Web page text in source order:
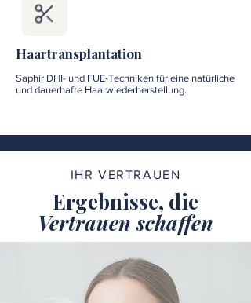
Haartransplantation
Saphir DHI- und FUE-Techniken für eine natürliche
und dauerhafte Haarwiederherstellung.
IHR VERTRAUEN
Ergebnisse, die
Vertrauen schaffen